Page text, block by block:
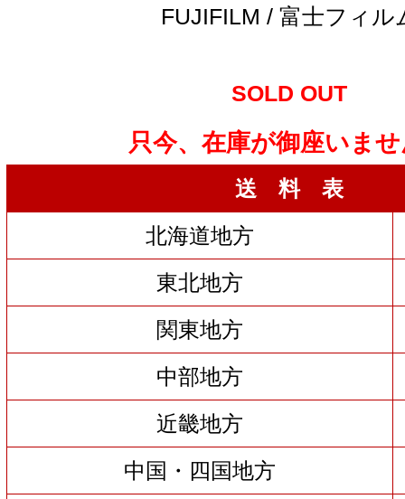
FUJIFILM / 富士フィル
SOLD OUT
只今、在庫が御座いま
送 料 表
北海道地方
東北地方
関東地方
中部地方
近畿地方
中国・四国地方